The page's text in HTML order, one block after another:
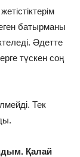
батырманы
Әдетте
түскен соң
Тек
Қалай